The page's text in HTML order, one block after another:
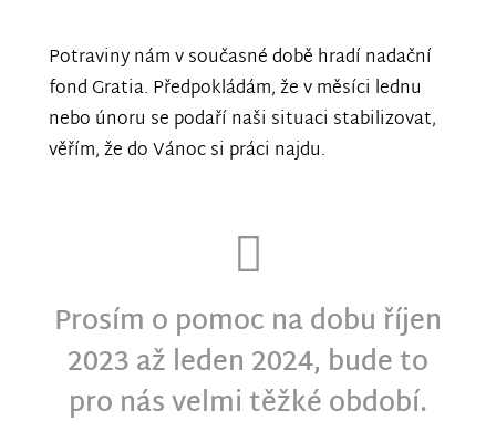
Potraviny nám v současné době hradí nadační
fond Gratia. Předpokládám, že v měsíci lednu
nebo únoru se podaří naši situaci stabilizovat,
věřím, že do Vánoc si práci najdu.
Prosím o pomoc na dobu říjen
2023 až leden 2024, bude to
pro nás velmi těžké období.